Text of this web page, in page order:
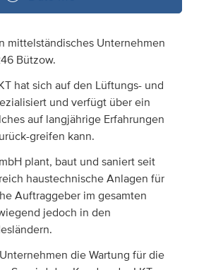
mittelständisches Unternehmen
Bützow.
hat sich auf den Lüftungs- und
und verfügt über ein
auf langjährige Erfahrungen
greifen kann.
plant, baut und saniert seit
haustechnische Anlagen für
Auftraggeber im gesamten
jedoch in den
die Wartung für die